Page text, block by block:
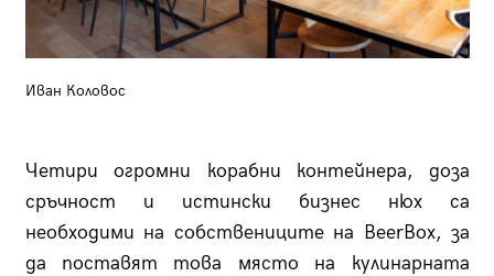
Иван Коловос
Четири огромни корабни контейнера, доза
сръчност и истински бизнес нюх са
необходими на собствениците на BeerBox, за
да поставят това място на кулинарната